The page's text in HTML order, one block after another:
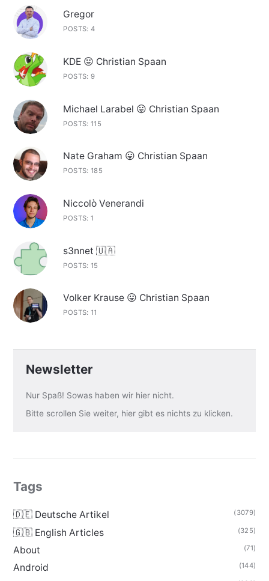
Gregor
POSTS: 4
KDE 😛 Christian Spaan
POSTS: 9
Michael Larabel 😛 Christian Spaan
POSTS: 115
Nate Graham 😛 Christian Spaan
POSTS: 185
Niccolò Venerandi
POSTS: 1
s3nnet 🇺🇦
POSTS: 15
Volker Krause 😛 Christian Spaan
POSTS: 11
Newsletter
Nur Spaß! Sowas haben wir hier nicht.
Bitte scrollen Sie weiter, hier gibt es nichts zu klicken.
Tags
🇩🇪 Deutsche Artikel (3079)
🇬🇧 English Articles (325)
About (71)
Android (144)